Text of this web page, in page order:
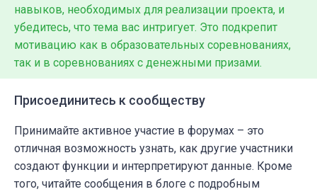
навыков, необходимых для реализации проекта, и
убедитесь, что тема вас интригует. Это подкрепит
мотивацию как в образовательных соревнованиях,
так и в соревнованиях с денежными призами.
Присоединитесь к сообществу
Принимайте активное участие в форумах – это
отличная возможность узнать, как другие участники
создают функции и интерпретируют данные. Кроме
того, читайте сообщения в блоге с подробным